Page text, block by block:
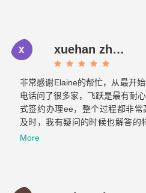
xuehan zhou
非常感谢Elaine的帮忙，从最开
电话问了很多家，飞跃是最有耐
式签约办理ee，整个过程都非
及时，我有疑问的时候也解答的
啦，非常感谢你们整个团队的帮
More